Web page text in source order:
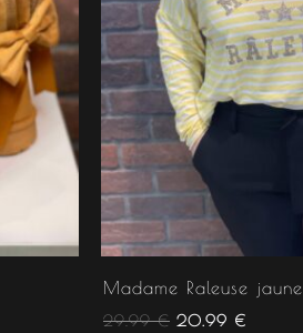
Madame Raleuse jaune
29.99€ 20.99 €